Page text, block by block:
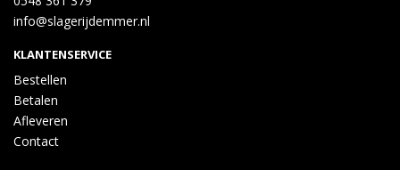
info@slagerijdemmer.nl
KLANTENSERVICE
Bestellen
Betalen
Afleveren
Contact